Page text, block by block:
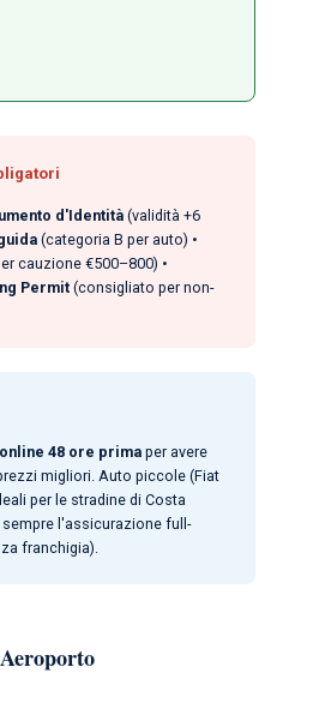
d'Identità(validità +6
(categoria B per auto) •
cauzione €500–800) •
Permit(consigliato per non-
online 48 ore primaper avere
migliori. Auto piccole (Fiat
per le stradine di Costa
sempre l'assicurazione full-
franchigia).